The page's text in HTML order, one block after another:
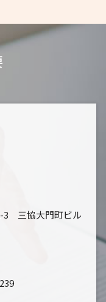
3 三協大門町ビル